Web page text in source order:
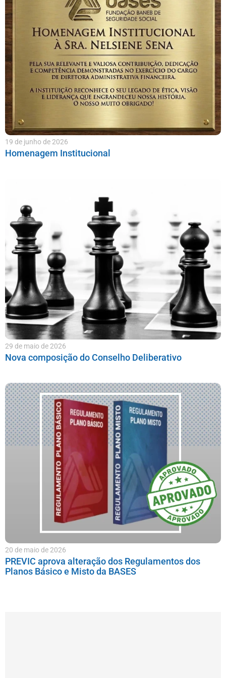
19 de junho de 2026
Homenagem Institucional
29 de maio de 2026
Nova composição do Conselho Deliberativo
20 de maio de 2026
PREVIC aprova alteração dos Regulamentos dos
Planos Básico e Misto da BASES